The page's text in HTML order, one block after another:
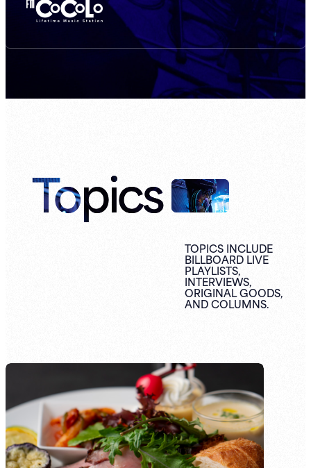
Topics
TOPICS INCLUDE
BILLBOARD LIVE
PLAYLISTS,
INTERVIEWS,
ORIGINALGOODS,
ANDCOLUMNS.